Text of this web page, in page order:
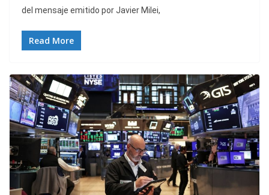
del mensaje emitido por Javier Milei,
Read More